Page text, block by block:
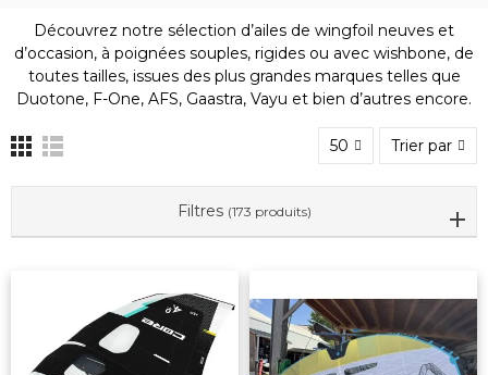
Découvrez notre sélection d’ailes de wingfoil neuves et
d’occasion, à poignées souples, rigides ou avec wishbone, de
toutes tailles, issues des plus grandes marques telles que
Duotone, F-One, AFS, Gaastra, Vayu et bien d’autres encore.
50 Trier par
Filtres (173 produits)
×
Bonjour ! Je suis votre expert nautique.
Comment puis-je vous aider aujourd'hui ?